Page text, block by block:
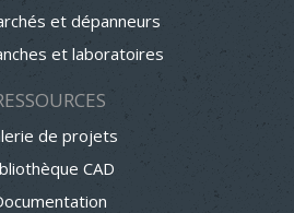
et dépanneurs
et laboratoires
de projets
CAD